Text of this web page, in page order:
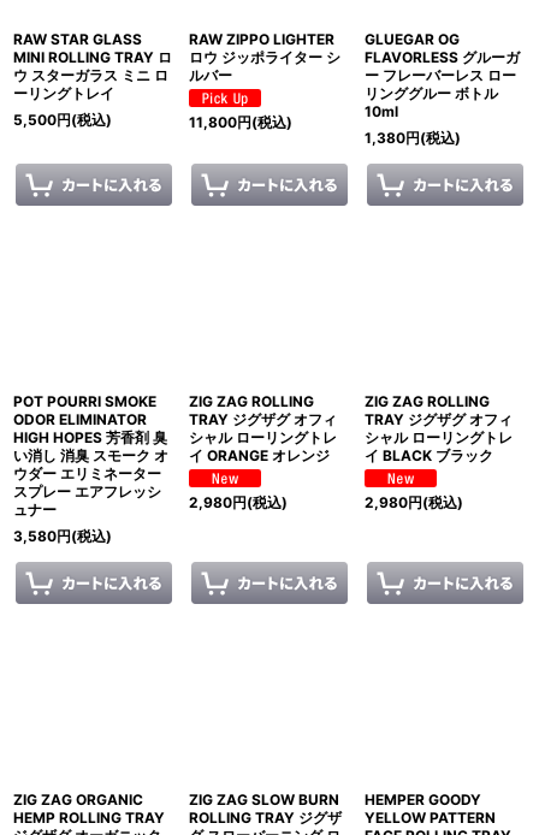
RAW STAR GLASS
MINI ROLLING TRAY ロ
ウ スターガラス ミニ ロ
ーリングトレイ
5,500円(税込)
RAW ZIPPO LIGHTER
ロウ ジッポライター シ
ルバー
11,800円(税込)
GLUEGAR OG
FLAVORLESS グルーガ
ー フレーバーレス ロー
リンググルー ボトル
10ml
1,380円(税込)
POT POURRI SMOKE
ODOR ELIMINATOR
HIGH HOPES 芳香剤 臭
い消し 消臭 スモーク オ
ウダー エリミネーター
スプレー エアフレッシ
ュナー
3,580円(税込)
ZIG ZAG ROLLING
TRAY ジグザグ オフィ
シャル ローリングトレ
イ ORANGE オレンジ
2,980円(税込)
ZIG ZAG ROLLING
TRAY ジグザグ オフィ
シャル ローリングトレ
イ BLACK ブラック
2,980円(税込)
ZIG ZAG ORGANIC
HEMP ROLLING TRAY
ZIG ZAG SLOW BURN
ROLLING TRAY ジグザ
HEMPER GOODY
YELLOW PATTERN